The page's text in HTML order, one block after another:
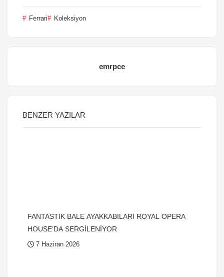
Ferrari Koleksiyon
emrpce
BENZER YAZILAR
FANTASTİK BALE AYAKKABILARI ROYAL OPERA
HOUSE’DA SERGİLENİYOR
7 Haziran 2026